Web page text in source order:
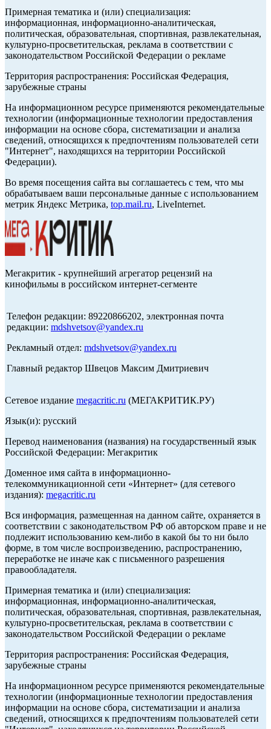
Примерная тематика и (или) специализация:
информационная, информационно-аналитическая,
политическая, образовательная, спортивная, развлекательная,
культурно-просветительская, реклама в соответствии с
законодательством Российской Федерации о рекламе
Территория распространения: Российская Федерация,
зарубежные страны
На информационном ресурсе применяются рекомендательные
технологии (информационные технологии предоставления
информации на основе сбора, систематизации и анализа
сведений, относящихся к предпочтениям пользователей сети
"Интернет", находящихся на территории Российской
Федерации).
Во время посещения сайта вы соглашаетесь с тем, что мы
обрабатываем ваши персональные данные с использованием
метрик Яндекс Метрика, top.mail.ru, LiveInternet.
Мегакритик - крупнейший агрегатор рецензий на
кинофильмы в российском интернет-сегменте
Телефон редакции: 89220866202, электронная почта
редакции: mdshvetsov@yandex.ru
Рекламный отдел: mdshvetsov@yandex.ru
Главный редактор Швецов Максим Дмитриевич
Сетевое издание megacritic.ru (МЕГАКРИТИК.РУ)
Язык(и): русский
Перевод наименования (названия) на государственный язык
Российской Федерации: Мегакритик
Доменное имя сайта в информационно-
телекоммуникационной сети «Интернет» (для сетевого
издания): megacritic.ru
Вся информация, размещенная на данном сайте, охраняется в
соответствии с законодательством РФ об авторском праве и не
подлежит использованию кем-либо в какой бы то ни было
форме, в том числе воспроизведению, распространению,
переработке не иначе как с письменного разрешения
правообладателя.
Примерная тематика и (или) специализация:
информационная, информационно-аналитическая,
политическая, образовательная, спортивная, развлекательная,
культурно-просветительская, реклама в соответствии с
законодательством Российской Федерации о рекламе
Территория распространения: Российская Федерация,
зарубежные страны
На информационном ресурсе применяются рекомендательные
технологии (информационные технологии предоставления
информации на основе сбора, систематизации и анализа
сведений, относящихся к предпочтениям пользователей сети